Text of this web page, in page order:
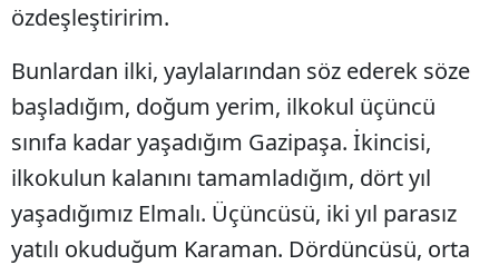
özdeşleştiririm.
Bunlardan ilki, yaylalarından söz ederek söze
başladığım, doğum yerim, ilkokul üçüncü
sınıfa kadar yaşadığım Gazipaşa. İkincisi,
ilkokulun kalanını tamamladığım, dört yıl
yaşadığımız Elmalı. Üçüncüsü, iki yıl parasız
yatılı okuduğum Karaman. Dördüncüsü, orta